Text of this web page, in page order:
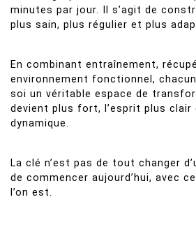
minutes par jour. Il s’agit de
plus sain, plus régulier et plus
En combinant entraînement,
environnement fonctionnel,
soi un véritable espace de
devient plus fort, l’esprit plus clair
dynamique.
La clé n’est pas de tout changer
de commencer aujourd’hui, avec
l’on est.